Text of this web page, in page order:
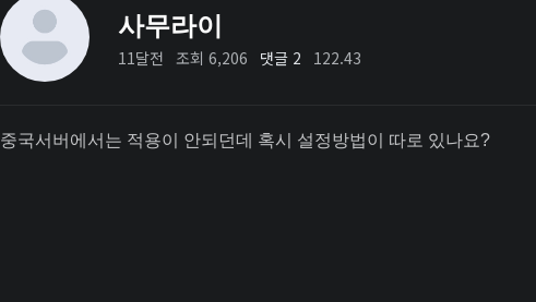
사무라이
11달전 조회 6,206 댓글 2 122.43
중국서버에서는 적용이 안되던데 혹시 설정방법이 따로 있나요?